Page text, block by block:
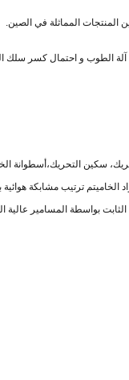
المنتجات المماثلة في الصين.
آلة الطوب و احتمال كسر سلك
سكين التحريك،أسطوانة
ترتيب مشابكة هوائية
بواسطة المسامير عالية